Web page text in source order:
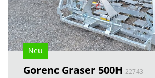
Neu
Gorenc Graser 500H 22743